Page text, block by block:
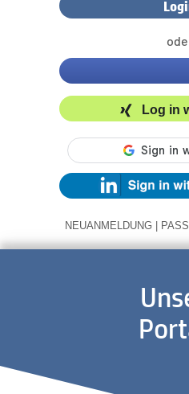
Log in
NEUANMELDUNG |